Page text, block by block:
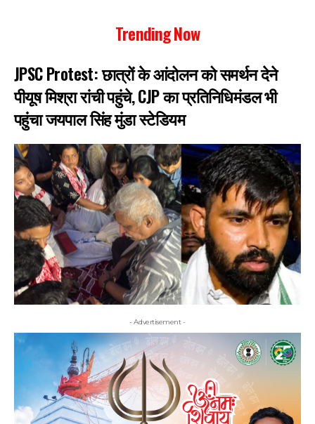
Trending Now
JPSC Protest: छात्रों के आंदोलन को समर्थन देने
पीयूष मिश्रा रांची पहुंचे, CJP का प्रतिनिधिमंडल भी
पहुंचा जयपाल सिंह मुंडा स्टेडियम
- Advertisement -